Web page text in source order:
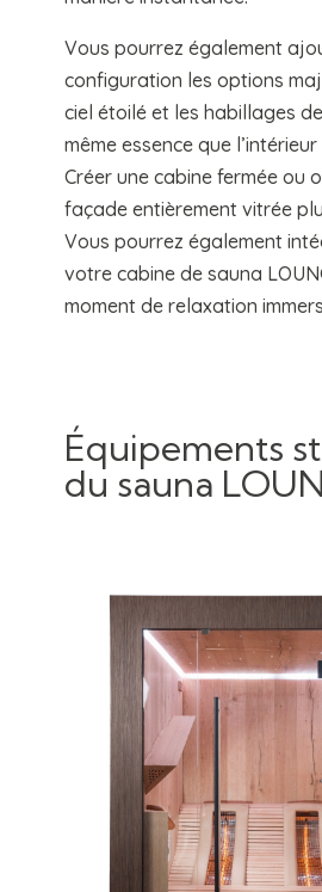
Vous pourrez également
configuration les options
ciel étoilé et les habillages
même essence que
Créer une cabine fermée ou
façade entièrement vitrée
Vous pourrez également
votre cabine de sauna
moment de relaxation
Équipements
du sauna